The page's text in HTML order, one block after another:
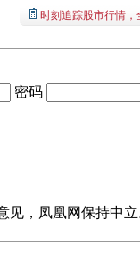
时刻追踪股市行情
密码
见，凤凰网保持中